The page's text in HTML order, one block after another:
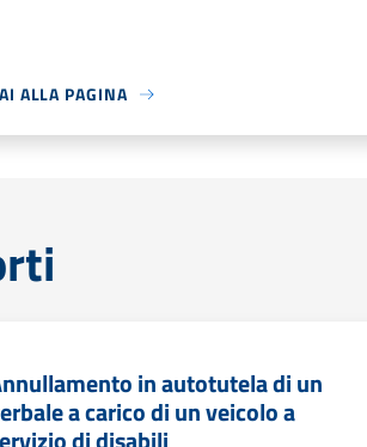
ALLA PAGINA
in autotutela di un
a carico di un veicolo a